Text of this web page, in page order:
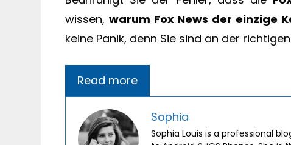
wissen, warum Fox News der einzige
keine Panik, denn Sie sind an der
Read more
Sophia
Sophia Louis is a professional